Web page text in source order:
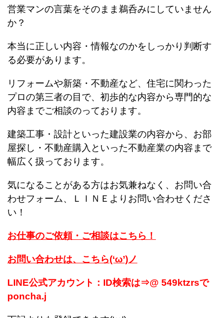
営業マンの言葉をそのまま鵜呑みにしていません
か？
本当に正しい内容・情報なのかをしっかり判断す
る必要があります。
リフォームや新築・不動産など、住宅に関わった
プロの第三者の目で、初歩的な内容から専門的な
内容までご相談のっております。
建築工事・設計といった建設業の内容から、お部
屋探し・不動産購入といった不動産業の内容まで
幅広く扱っております。
気になることがある方はお気兼ねなく、お問い合
わせフォーム、ＬＩＮＥよりお問い合わせくださ
い！
お仕事のご依頼・ご相談はこちら！
お問い合わせは、こちら(‘ω’)ノ
LINE公式アカウント：ID検索は⇒@ 549ktzrsで
poncha.j